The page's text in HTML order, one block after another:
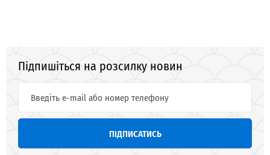
Підпишіться на розсилку новин
ПІДПИСАТИСЬ